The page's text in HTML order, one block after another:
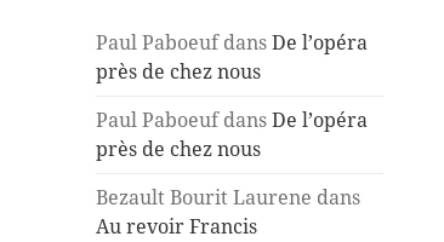
Paul PaboeufdansDe l’opéra
près de chez nous
Paul PaboeufdansDe l’opéra
près de chez nous
Bezault Bourit Laurene dans
Au revoir Francis